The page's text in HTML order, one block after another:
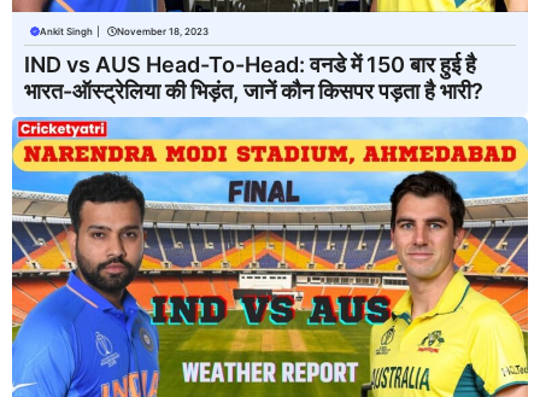
Ankit Singh November 18, 2023
IND vs AUS Head-To-Head: वनडे में 150 बार हुई है
भारत-ऑस्ट्रेलिया की भिड़ंत, जानें कौन किसपर पड़ता है भारी?